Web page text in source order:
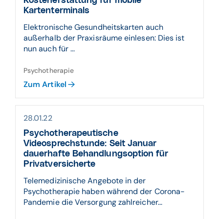
Kartenterminals
Elektronische Gesundheitskarten auch
außerhalb der Praxisräume einlesen: Dies ist
nun auch für ...
Psychotherapie
Zum Artikel
28.01.22
Psychotherapeutische
Videosprechstunde: Seit Januar
dauerhafte Behandlungsoption für
Privatversicherte
Telemedizinische Angebote in der
Psychotherapie haben während der Corona-
Pandemie die Versorgung zahlreicher...